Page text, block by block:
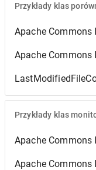
Przykłady klas
Apache Commons
Apache Commons
Przykłady klas
Apache Commons
Apache Commons